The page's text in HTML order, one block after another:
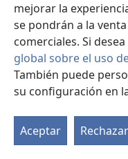
mejorar la
se pondrán a la
comerciales. Si
global sobre el uso
También puede
su configuración en
Aceptar Rechazar
“Publicadores
¡despierten!”
publicadores del
que eso cambiara?